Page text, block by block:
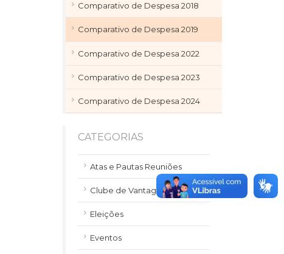
Comparativo de Despesa 2018
Comparativo de Despesa 2019
Comparativo de Despesa 2022
Comparativo de Despesa 2023
Comparativo de Despesa 2024
CATEGORIAS
Atas e Pautas Reuniões
Clube de Vantagens
Eleições
Eventos